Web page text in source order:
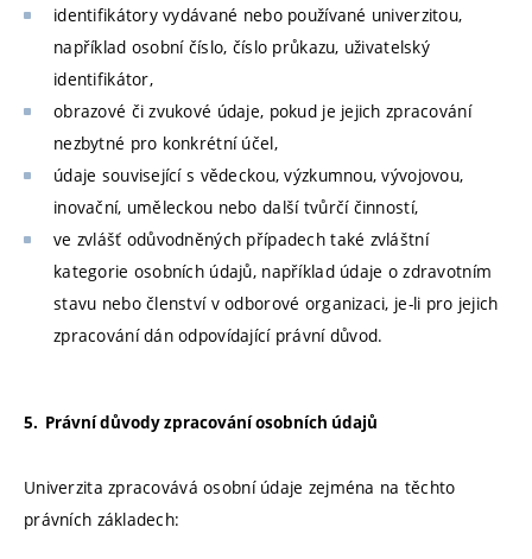
identifikátory vydávané nebo používané univerzitou,
například osobní číslo, číslo průkazu, uživatelský
identifikátor,
obrazové či zvukové údaje, pokud je jejich zpracování
nezbytné pro konkrétní účel,
údaje související s vědeckou, výzkumnou, vývojovou,
inovační, uměleckou nebo další tvůrčí činností,
ve zvlášť odůvodněných případech také zvláštní
kategorie osobních údajů, například údaje o zdravotním
stavu nebo členství v odborové organizaci, je-li pro jejich
zpracování dán odpovídající právní důvod.
5. Právní důvody zpracování osobních údajů
Univerzita zpracovává osobní údaje zejména na těchto
právních základech: